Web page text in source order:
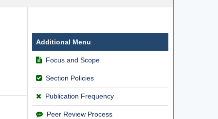
Additional Menu
Focus and Scope
Section Policies
Publication Frequency
Peer Review Process